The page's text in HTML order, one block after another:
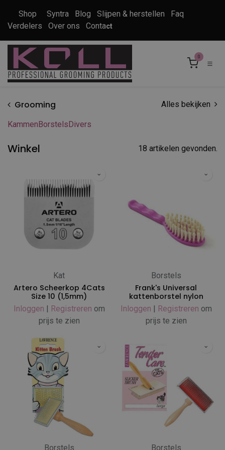
Shop Syntra Blog Slijpen & herstellen
Faq
Verdelers
Over ons Contact
0
Grooming Alles bekijken
KammenBorstelsDivers
Winkel 18 artikelen gevonden.
Kat
Artero Scheerkop 4Cats
Size 10 (1,5mm)
Inloggen | Registreren om
prijs te zien
Borstels
Frank's Universal
kattenborstel nylon
Inloggen | Registreren om
prijs te zien
Borstels Borstels